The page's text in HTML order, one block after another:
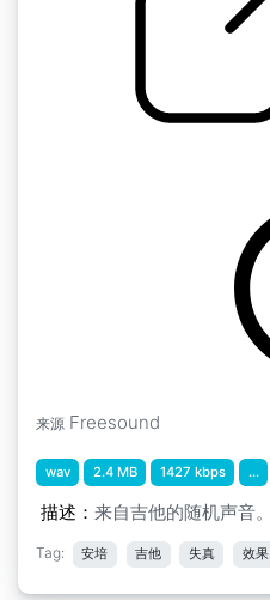
来源 Freesound
wav 2.4 MB 1427 kbps ...
描述： 来自吉他的随机声音。
Tag: 安培 吉他 失真 效果